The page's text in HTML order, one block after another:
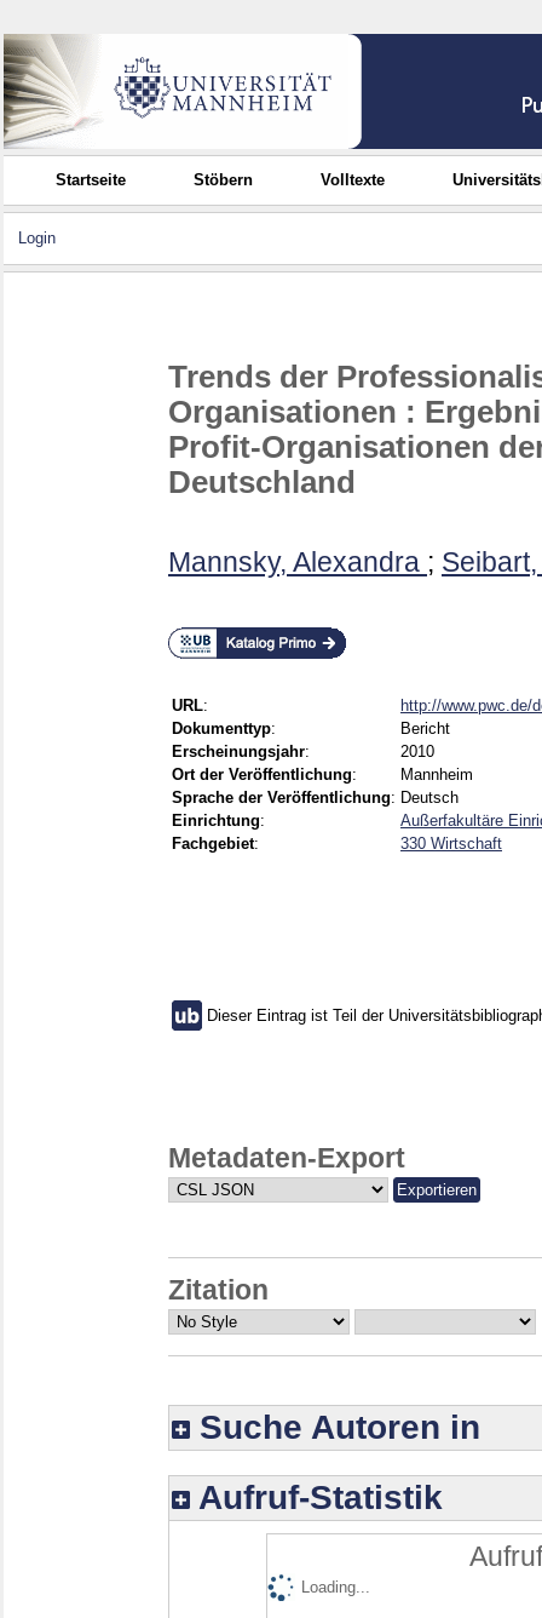
Startseite Stöbern Volltexte
Login
Trends der
Organisationen :
Profit-Organisationen
Deutschland
Mannsky, Alexandra ;
URL:
http://www.pwc.de/
Dokumenttyp:
Bericht
Erscheinungsjahr:
2010
Ort der Veröffentlichung:
Mannheim
Sprache der Veröffentlichung: Deutsch
Einrichtung:
Außerfakultäre
Fachgebiet: 330 Wirtschaft
Dieser Eintrag ist Teil der
Metadaten-Export
Zitation
Suche Autoren in
Aufruf-Statistik
Loading...